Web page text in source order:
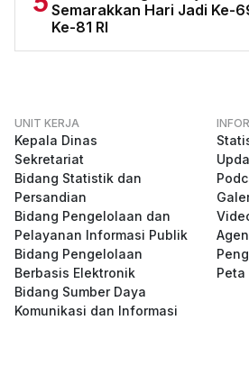
Semarakkan Hari Jadi Ke-
Ke-81 RI
UNIT KERJA
Kepala Dinas
Sekretariat
Bidang Statistik dan
Persandian
Bidang Pengelolaan dan
Pelayanan Informasi Publik
Bidang Pengelolaan
Berbasis Elektronik
Bidang Sumber Daya
Komunikasi dan Informasi
Peta